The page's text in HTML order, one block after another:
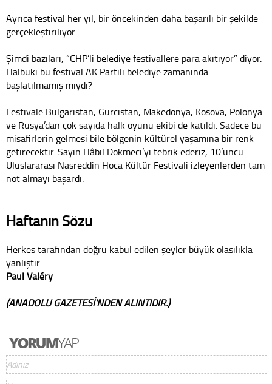
Ayrıca festival her yıl, bir öncekinden daha başarılı bir şekilde
gerçekleştiriliyor.
Şimdi bazıları, “CHP’li belediye festivallere para akıtıyor” diyor.
Halbuki bu festival AK Partili belediye zamanında
başlatılmamış mıydı?
Festivale Bulgaristan, Gürcistan, Makedonya, Kosova, Polonya
ve Rusya’dan çok sayıda halk oyunu ekibi de katıldı. Sadece bu
misafirlerin gelmesi bile bölgenin kültürel yaşamına bir renk
getirecektir. Sayın Hâbil Dökmeci’yi tebrik ederiz, 10’uncu
Uluslararası Nasreddin Hoca Kültür Festivali izleyenlerden tam
not almayı başardı.
Haftanın Sözü
Herkes tarafından doğru kabul edilen şeyler büyük olasılıkla
yanlıştır.
Paul Valéry
(ANADOLU GAZETESİ'NDEN ALINTIDIR.)